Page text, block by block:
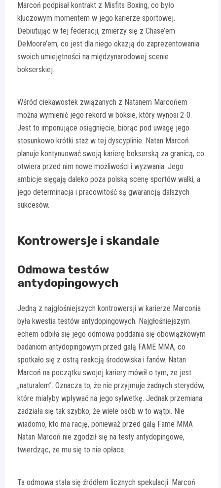
Marcoń podpisał kontrakt z Misfits Boxing, co było
kluczowym momentem w jego karierze sportowej.
Debiutując w tej federacji, zmierzy się z Chase’em
DeMoore’em, co jest dla niego okazją do zaprezentowania
swoich umiejętności na międzynarodowej scenie
bokserskiej.
Wśród ciekawostek związanych z Natanem Marcońem
można wymienić jego rekord w boksie, który wynosi 2-0.
Jest to imponujące osiągnięcie, biorąc pod uwagę jego
stosunkowo krótki staż w tej dyscyplinie. Natan Marcoń
planuje kontynuować swoją karierę bokserską za granicą, co
otwiera przed nim nowe możliwości i wyzwania. Jego
ambicje sięgają daleko poza polską scenę sportów walki, a
jego determinacja i pracowitość są gwarancją dalszych
sukcesów.
Kontrowersje i skandale
Odmowa testów
antydopingowych
Jedną z najgłośniejszych kontrowersji w karierze Marconia
była kwestia testów antydopingowych. Najgłośniejszym
echem odbiła się jego odmowa poddania się obowiązkowym
badaniom antydopingowym przed galą FAME MMA, co
spotkało się z ostrą reakcją środowiska i fanów. Natan
Marcoń na początku swojej kariery mówił o tym, że jest
„naturalem”. Oznacza to, że nie przyjmuje żadnych sterydów,
które miałyby wpływać na jego sylwetkę. Jednak przemiana
zadziała się tak szybko, że wiele osób w to wątpi. Nie
wiadomo, kto ma rację, ponieważ przed galą Fame MMA
Natan Marcoń nie zgodził się na testy antydopingowe,
twierdząc, że mu się to nie opłaca.
Ta odmowa stała się źródłem licznych spekulacji. Marcoń